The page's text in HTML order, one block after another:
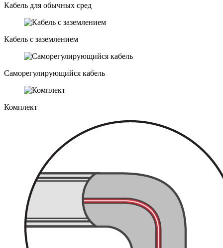
Кабель для обычных сред
Кабель с заземлением
Саморегулирующийся кабель
Комплект